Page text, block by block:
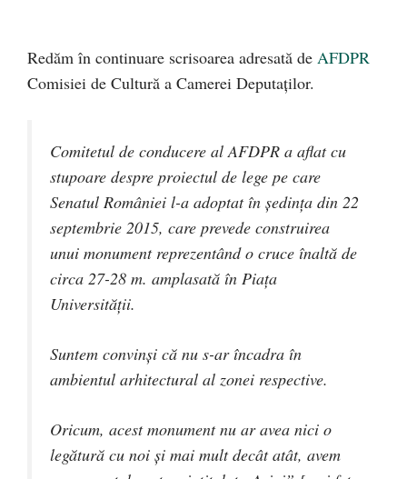
Redăm în continuare scrisoarea adresată de AFDPR
Comisiei de Cultură a Camerei Deputaţilor.
Comitetul de conducere al AFDPR a aflat cu
stupoare despre proiectul de lege pe care
Senatul României l-a adoptat în ședința din 22
septembrie 2015, care prevede construirea
unui monument reprezentând o cruce înaltă de
circa 27-28 m. amplasată în Piaţa
Universităţii.
Suntem convinşi că nu s-ar încadra în
ambientul arhitectural al zonei respective.
Oricum, acest monument nu ar avea nici o
legătură cu noi și mai mult decât atât, avem